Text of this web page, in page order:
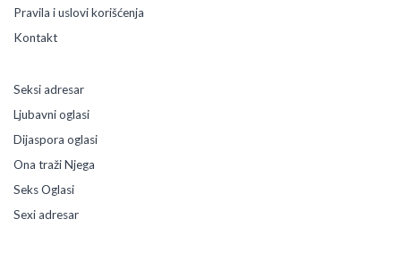
Pravila i uslovi korišćenja
Kontakt
Seksi adresar
Ljubavni oglasi
Dijaspora oglasi
Ona traži Njega
Seks Oglasi
Sexi adresar